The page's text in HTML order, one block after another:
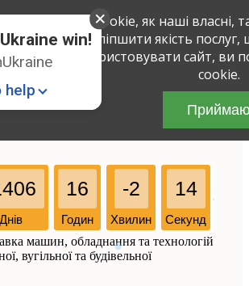
Днів
16
Годин
-2
Хвилин
14
Секунд
машин, обладнання та технологій
вугільної та будівельної
win!
help
💸
файли cookie, як наші власні,
цьому сайті і поліпшити якість
використовувати сайт, ви
cookie.